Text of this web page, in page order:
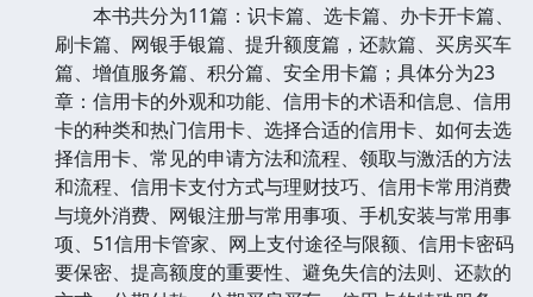
本书共分为11篇：识卡篇、选卡篇、办卡开卡篇、
刷卡篇、网银手银篇、提升额度篇，还款篇、买房买车
篇、增值服务篇、积分篇、安全用卡篇；具体分为23
章：信用卡的外观和功能、信用卡的术语和信息、信用
卡的种类和热门信用卡、选择合适的信用卡、如何去选
择信用卡、常见的申请方法和流程、领取与激活的方法
和流程、信用卡支付方式与理财技巧、信用卡常用消费
与境外消费、网银注册与常用事项、手机安装与常用事
项、51信用卡管家、网上支付途径与限额、信用卡密码
要保密、提高额度的重要性、避免失信的法则、还款的